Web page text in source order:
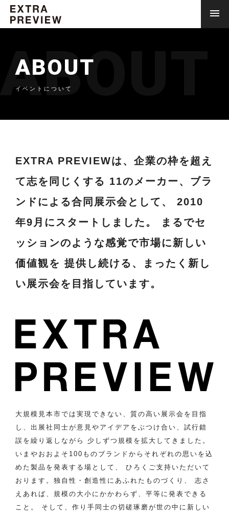
ABOUT
イベントについて
ABOUT
EXTRA PREVIEWは、企業の枠を超え
て志を同じくする 11のメーカー、ブラ
ンドによる合同展示会として、
2010
年9月にスタートしました。
まるでセ
ッションのような感覚で市場に新しい
価値観を 提供し続ける、まったく新し
い展示会を目指しています。
大規模見本市では実現できない、質の高い展示会を目指
し、出展社同士が意見やアイデアを ぶつけ合い、試行錯
誤を繰り返しながら 少しずつ規模を拡大してきました。
いまやおおよそ100ものブランドからそれぞれの思いを込
めた製品を発表する場として、
ひろくご支持いただいて
おります。独自性・創造性にあふれたものづくり、
志さ
えあれば、規模の大小にかかわらず、平等に発表できる
こと。
そして、作り手同士の切磋琢磨が世の中に新しい